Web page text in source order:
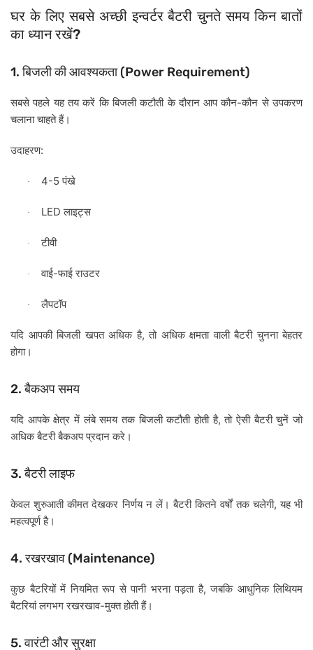
घर के लिए सबसे अच्छी इन्वर्टर बैटरी चुनते समय किन बातों
का ध्यान रखें?
1.बिजली की आवश्यकता(Power Requirement)
सबसे पहले यह तय करें कि बिजली कटौती के दौरान आप कौन-कौन से उपकरण
चलाना चाहते हैं।
उदाहरण:
· 4-5पंखे
· LEDलाइट्स
· टीवी
· वाई-फाई राउटर
· लैपटॉप
यदि आपकी बिजली खपत अधिक है,तो अधिक क्षमता वाली बैटरी चुनना बेहतर
होगा।
2.बैकअप समय
यदि आपके क्षेत्र में लंबे समय तक बिजली कटौती होती है,तो ऐसी बैटरी चुनें जो
अधिक बैटरी बैकअप प्रदान करे।
3.बैटरी लाइफ
केवल शुरुआती कीमत देखकर निर्णय न लें। बैटरी कितने वर्षों तक चलेगी,यह भी
महत्वपूर्ण है।
4.रखरखाव (Maintenance)
कुछ बैटरियों में नियमित रूप से पानी भरना पड़ता है,जबकि आधुनिक लिथियम
बैटरियां लगभग रखरखाव-मुक्त होती हैं।
5.वारंटी और सुरक्षा